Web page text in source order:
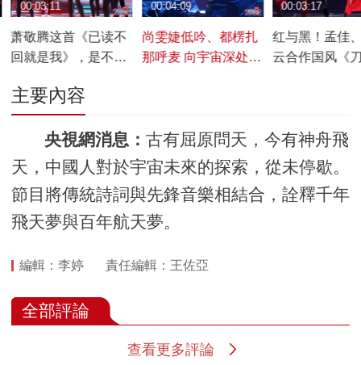
萧敬腾这首《已读不
回就是我》，是不是
00:03:11
尚雯婕低吟、都楞扎
那呼麦 向宇宙深处发
00:04:09
红与黑！孟佳
云合作国风《
00:03:17
主要內容
央視網消息： 古有屈原問天，今有神舟飛
天，中國人對於宇宙未來的探索，從未停歇。
節目將傳統詩詞與先鋒音樂相結合，詮釋千年
飛天夢與百年航天夢。
編輯：李婷 責任編輯：王佐亞
全部評論
查看更多評論